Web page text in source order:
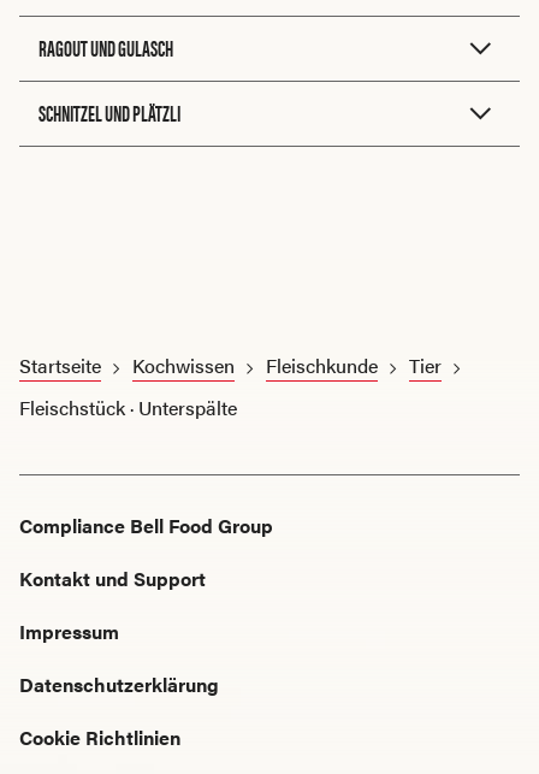
RAGOUT UND GULASCH
SCHNITZEL UND PLÄTZLI
Startseite Kochwissen Fleischkunde
Tier
Fleischstück · Unterspälte
Compliance Bell Food Group
Kontakt und Support
Impressum
Datenschutzerklärung
Cookie Richtlinien